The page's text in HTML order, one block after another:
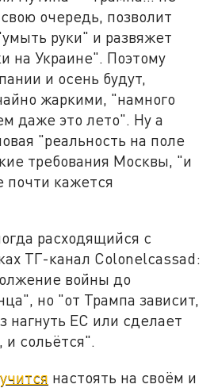
очередь, позволит
руки" и развяжет
на Украине". Поэтому
и осень будут,
жаркими, "намного
даже это лето". Ну а
"реальность на поле
требования Москвы, "и
почти кажется
расходящийся с
ТГ-канал Colonelcassad:
войны до
но "от Трампа зависит,
нагнуть ЕС или сделает
сольётся".
настоять на своём и